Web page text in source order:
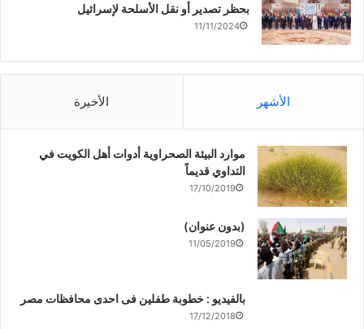
بحظر تصدير أو نقل الأسلحة لإسرائيل
11/11/2024
الأشهر الأخيرة
موارد البيئة الصحراوية أدوات أهل الكويت في
التداوي قديماً
17/10/2019
(بدون عنوان)
11/05/2019
بالفيديو : خطوبة طفلين فى احدى محافظات مصر
17/12/2018